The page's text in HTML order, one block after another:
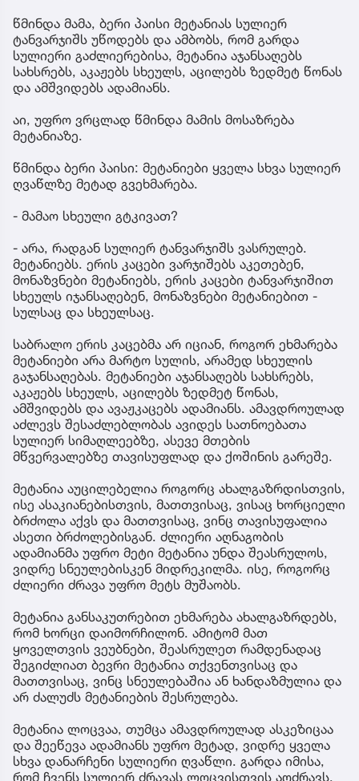
წმინდა მამა, ბერი პაისი მეტანიას სულიერ
ტანვარჯიშს უწოდებს და ამბობს, რომ გარდა
სულიერი გაძლიერებისა, მეტანია აჯანსაღებს
სახსრებს, აკაჟებს სხეულს, აცილებს ზედმეტ წონას
და ამშვიდებს ადამიანს.
აი, უფრო ვრცლად წმინდა მამის მოსაზრება
მეტანიაზე.
წმინდა ბერი პაისი: მეტანიები ყველა სხვა სულიერ
ღვაწლზე მეტად გვეხმარება.
- მამაო სხეული გტკივათ?
- არა, რადგან სულიერ ტანვარჯიშს ვასრულებ.
მეტანიებს. ერის კაცები ვარჯიშებს აკეთებენ,
მონაზვნები მეტანიებს, ერის კაცები ტანვარჯიშით
სხეულს იჯანსაღებენ, მონაზვნები მეტანიებით -
სულსაც და სხეულსაც.
საბრალო ერის კაცებმა არ იციან, როგორ ეხმარება
მეტანიები არა მარტო სულის, არამედ სხეულის
გაჯანსაღებას. მეტანიები აჯანსაღებს სახსრებს,
აკაჟებს სხეულს, აცილებს ზედმეტ წონას,
ამშვიდებს და ავაჟკაცებს ადამიანს. ამავდროულად
აძლევს შესაძლებლობას ავიდეს სათნოებათა
სულიერ სიმაღლეებზე, ასევე მთების
მწვერვალებზე თავისუფლად და ქოშინის გარეშე.
მეტანია აუცილებელია როგორც ახალგაზრდისთვის,
ისე ასაკიანებისთვის, მათთვისაც, ვისაც ხორციელი
ბრძოლა აქვს და მათთვისაც, ვინც თავისუფალია
ასეთი ბრძოლებისგან. ძლიერი აღნაგობის
ადამიანმა უფრო მეტი მეტანია უნდა შეასრულოს,
ვიდრე სნეულებისკენ მიდრეკილმა. ისე, როგორც
ძლიერი ძრავა უფრო მეტს მუშაობს.
მეტანია განსაკუთრებით ეხმარება ახალგაზრდებს,
რომ ხორცი დაიმორჩილონ. ამიტომ მათ
ყოველთვის ვეუბნები, შეასრულეთ რამდენადაც
შეგიძლიათ ბევრი მეტანია თქვენთვისაც და
მათთვისაც, ვინც სნეულებაშია ან ხანდაზმულია და
არ ძალუძს მეტანიების შესრულება.
მეტანია ლოცვაა, თუმცა ამავდროულად ასკეზიცაა
და შეეწევა ადამიანს უფრო მეტად, ვიდრე ყველა
სხვა დანარჩენი სულიერი ღვაწლი. გარდა იმისა,
რომ ჩვენს სულიერ ძრავას ლოცვისთვის აღძრავს,